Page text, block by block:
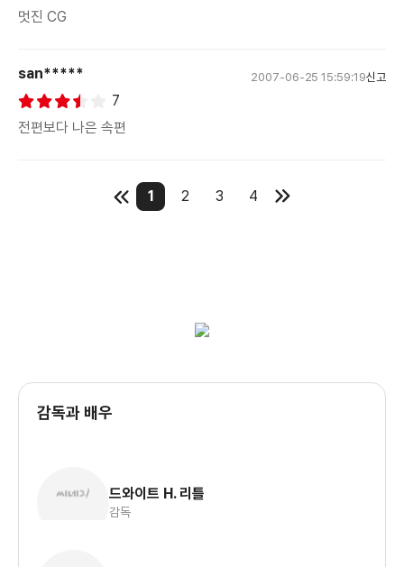
멋진 CG
san***** 2007-06-25 15:59:19신고
7
전편보다 나은 속편
1 2 3 4
감독과 배우
드와이트 H. 리틀
감독